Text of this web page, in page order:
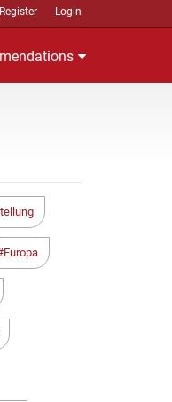
Register Login
Europa